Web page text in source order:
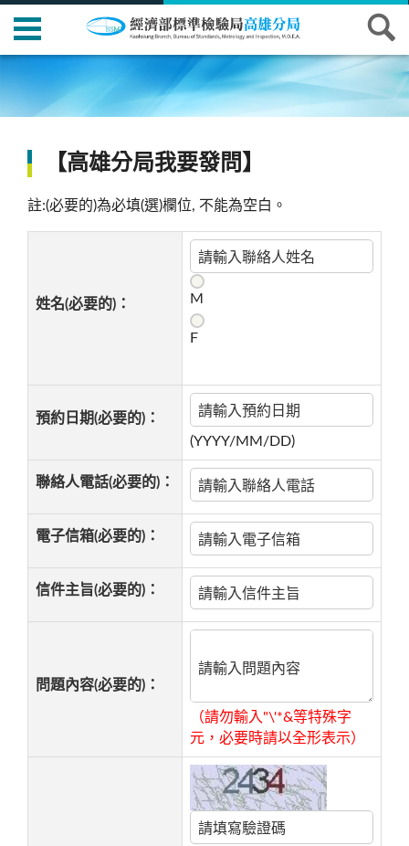
【高雄分局我要發問】
註:(必要的)為必填(選)欄位, 不能為空白。
姓名(必要的)： M
F
預約日期(必要的)：
(YYYY/MM/DD)
聯絡人電話(必要的)：
電子信箱(必要的)：
信件主旨(必要的)：
問題內容(必要的)：
（請勿輸入"\'*&等特殊字
元，必要時請以全形表示）